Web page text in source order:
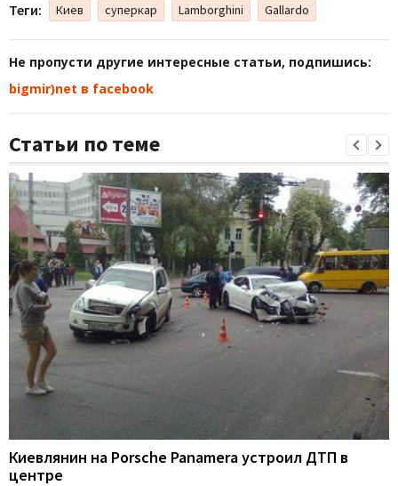
Теги: Киев суперкар Lamborghini Gallardo
Не пропусти другие интересные статьи, подпишись:
bigmir)net в facebook
Статьи по теме
Киевлянин на Porsche Panamera устроил ДТП в
центре